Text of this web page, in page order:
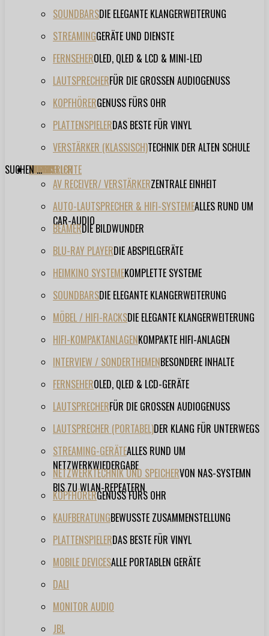
SOUNDBARSDIE ELEGANTE KLANGERWEITERUNG
STREAMINGGERÄTE UND DIENSTE
FERNSEHEROLED, QLED & LCD & MINI-LED
LAUTSPRECHERFÜR DIE GROSSEN AUDIOGENUSS
KOPFHÖRERGENUSS FÜRS OHR
PLATTENSPIELERDAS BESTE FÜR VINYL
VERSTÄRKER (KLASSISCH)TECHNIK DER ALTEN SCHULE
TESTBERICHTE
AV RECEIVER/ VERSTÄRKERZENTRALE EINHEIT
AUTO-LAUTSPRECHER & HIFI-SYSTEMEALLES RUND UM
CAR-AUDIO
BEAMERDIE BILDWUNDER
BLU-RAY PLAYERDIE ABSPIELGERÄTE
HEIMKINO SYSTEMEKOMPLETTE SYSTEME
SOUNDBARSDIE ELEGANTE KLANGERWEITERUNG
MÖBEL / HIFI-RACKSDIE ELEGANTE KLANGERWEITERUNG
HIFI-KOMPAKTANLAGENKOMPAKTE HIFI-ANLAGEN
INTERVIEW / SONDERTHEMENBESONDERE INHALTE
FERNSEHEROLED, QLED & LCD-GERÄTE
LAUTSPRECHERFÜR DIE GROSSEN AUDIOGENUSS
LAUTSPRECHER (PORTABEL)DER KLANG FÜR UNTERWEGS
STREAMING-GERÄTEALLES RUND UM
NETZWERKWIEDERGABE
NETZWERKTECHNIK UND SPEICHERVON NAS-SYSTEMN
BIS ZU WLAN-REPEATERN
KOPFHÖRERGENUSS FÜRS OHR
KAUFBERATUNGBEWUSSTE ZUSAMMENSTELLUNG
PLATTENSPIELERDAS BESTE FÜR VINYL
MOBILE DEVICESALLE PORTABLEN GERÄTE
FORUM
FILME
VIDEOS
HERSTELLER
DALI
MONITOR AUDIO
JBL
EVENT
SUCHEN ...